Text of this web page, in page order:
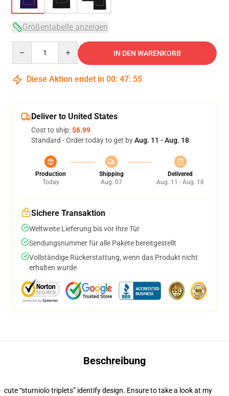
Größentabelle anzeigen
IN DEN WARENKORB
Diese Aktion endet in 00: 47: 54
Deliver to United States
Cost to ship:$6.99
Standard - Order today to get byAug. 11 - Aug. 18
Production
Today
Shipping
Aug. 07
Delivered
Aug. 11 - Aug. 18
Sichere Transaktion
Weltweite Lieferung bis vor Ihre Tür
Sendungsnummer für alle Pakete bereitgestellt
Vollständige Rückerstattung, wenn das Produkt nicht
erhalten wurde
Beschreibung
cute “sturniolo triplets” identify design. Ensure to take a look at my